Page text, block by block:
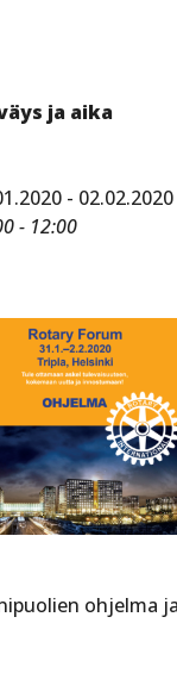
ja aika
- 02.02.2020
- 12:00
ohjelma